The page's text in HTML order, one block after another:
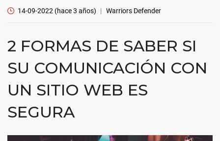
14-09-2022 (hace 3 años) Warriors Defender
2 FORMAS DE SABER SI
SU COMUNICACIÓN CON
UN SITIO WEB ES
SEGURA